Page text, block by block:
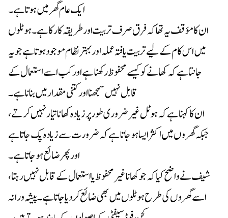
ایک عام گھر میں ہوتا ہے۔
ان کا مؤقف یہ تھا کہ فرق صرف تربیت اور طریقہ کار کا ہے۔ ہوٹلوں
میں اس کام کے لیے تربیت یافتہ عملہ اور بہتر نظام موجود ہوتا ہے جو یہ
جانتا ہے کہ کھانے کو کیسے محفوظ رکھنا ہے اور کب اسے استعمال کے
قابل نہیں سمجھنا اور کتنی مقدار میں بنانا ہے۔
ان کا کہنا ہے کہ ہوٹل غیر ضروری طور پر زیادہ کھانا تیار نہیں کرتے،
جبکہ گھروں میں اکثر ایسا ہو جاتا ہے کہ ضرورت سے زیادہ پک جاتا ہے
اور پھر ضائع ہو جاتا ہے۔
شیف نے واضح کیا کہ جو کھانا غیر محفوظ یا استعمال کے قابل نہیں رہتا،
اسے گھروں کی طرح ہوٹلوں میں بھی ضائع کر دیا جاتا ہے۔ پیشہ ورانہ